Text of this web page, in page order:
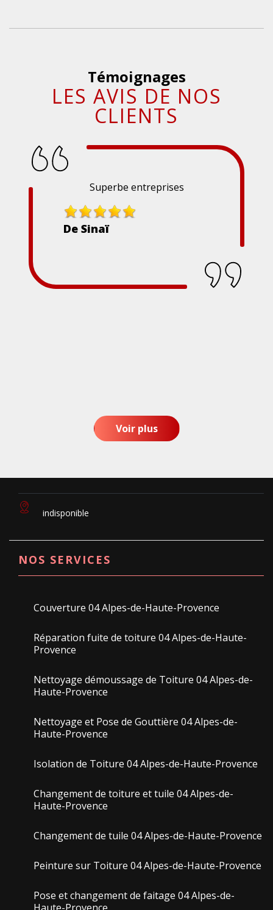
Témoignages
LES AVIS DE NOS
CLIENTS
Superbe entreprises
De Sinaï
Voir plus
indisponible
NOS SERVICES
Couverture 04 Alpes-de-Haute-Provence
Réparation fuite de toiture 04 Alpes-de-Haute-
Provence
Nettoyage démoussage de Toiture 04 Alpes-de-
Haute-Provence
Nettoyage et Pose de Gouttière 04 Alpes-de-
Haute-Provence
Isolation de Toiture 04 Alpes-de-Haute-Provence
Changement de toiture et tuile 04 Alpes-de-
Haute-Provence
Changement de tuile 04 Alpes-de-Haute-Provence
Peinture sur Toiture 04 Alpes-de-Haute-Provence
Pose et changement de faitage 04 Alpes-de-
Haute-Provence